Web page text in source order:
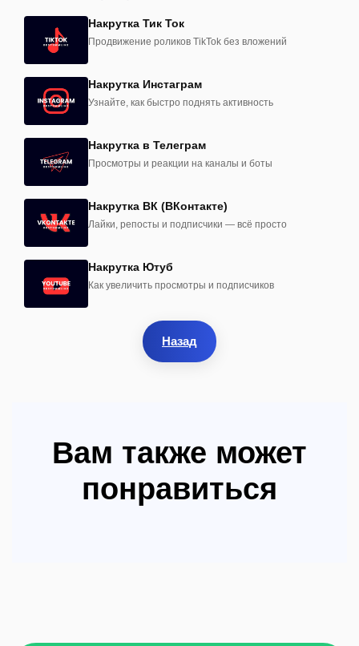
Накрутка Тик Ток
Продвижение роликов TikTok без вложений
Накрутка Инстаграм
Узнайте, как быстро поднять активность
Накрутка в Телеграм
Просмотры и реакции на каналы и боты
Накрутка ВК (ВКонтакте)
Лайки, репосты и подписчики — всё просто
Накрутка Ютуб
Как увеличить просмотры и подписчиков
Назад
Вам также может
понравиться